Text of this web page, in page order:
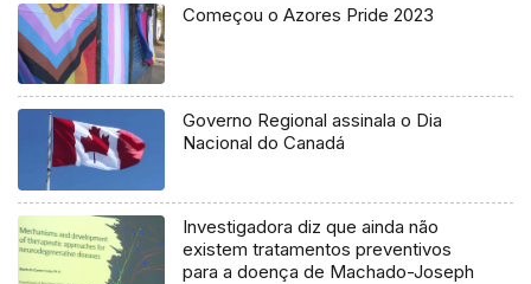
Começou o Azores Pride 2023
Governo Regional assinala o Dia
Nacional do Canadá
Investigadora diz que ainda não
existem tratamentos preventivos
para a doença de Machado-Joseph